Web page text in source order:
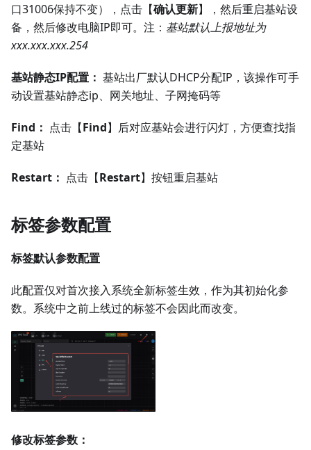
口31006保持不变），点击【确认更新】，然后重启基站设
备，然后修改电脑IP即可。注： 基站默认上报地址为
xxx.xxx.xxx.254
基站静态IP配置： 基站出厂默认DHCP分配IP，该操作可手
动设置基站静态ip、网关地址、子网掩码等
Find： 点击【Find】后对应基站会进行闪灯，方便查找指
定基站
Restart： 点击【Restart】按钮重启基站
标签参数配置
标签默认参数配置
此配置仅对首次接入系统全新标签生效，作为其初始化参
数。系统中之前上线过的标签不会因此而改变。
修改标签参数：